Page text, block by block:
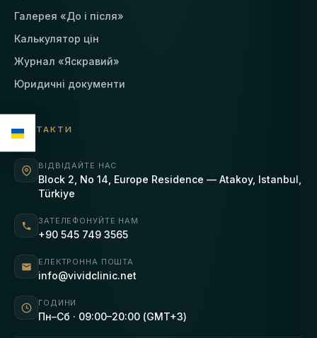
Галерея «До і після»
Калькулятор цін
Журнал «Яскравий»
Юридичні документи
КОНТАКТИ
ВІДВІДАЙТЕ НАС
Block 2, No 14, Europe Residence — Atakoy, Istanbul,
Türkiye
ЗАТЕЛЕФОНУЙТЕ НАМ
+90 545 749 3565
ЕЛЕКТРОННА ПОШТА
info@vividclinic.net
ГОДИНИ
Пн–Сб · 09:00–20:00 (GMT+3)